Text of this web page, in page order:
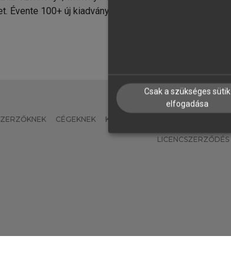
Évente 100+ új kiadvány.
CÉGEKNEK KÖNYVTÁROSOKNAK
LICENCSZERZŐDÉS
Csak a szükséges sütik
elfogadása